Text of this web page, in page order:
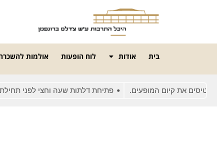
בית אודות לוח הופעות אולמות
את קיום המופעים. פתיחת דלתות שעה וחצי לפני תחילת